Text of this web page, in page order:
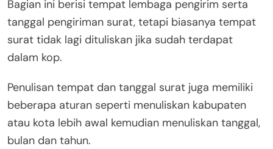
Bagian ini berisi tempat lembaga pengirim serta
tanggal pengiriman surat, tetapi biasanya tempat
surat tidak lagi dituliskan jika sudah terdapat
dalam kop.
Penulisan tempat dan tanggal surat juga memiliki
beberapa aturan seperti menuliskan kabupaten
atau kota lebih awal kemudian menuliskan tanggal,
bulan dan tahun.